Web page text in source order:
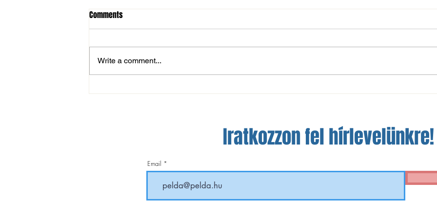
Sportlövészet: újabb Eb arany,
Fábián Sára (ismét) Európa-
Comments
Write a comment...
Iratkozzon fel hírlevelünkre!
Email